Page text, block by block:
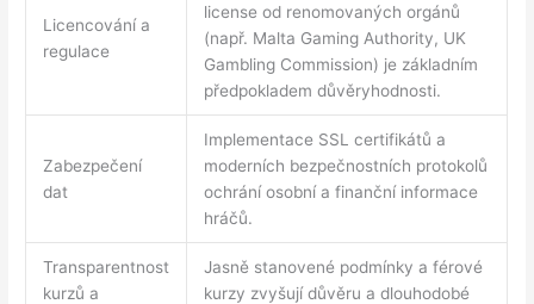
Licencování a
regulace
license od renomovaných orgánů
(např. Malta Gaming Authority, UK
Gambling Commission) je základním
předpokladem důvěryhodnosti.
Zabezpečení
dat
Implementace SSL certifikátů a
moderních bezpečnostních protokolů
ochrání osobní a finanční informace
hráčů.
Transparentnost
kurzů a
Jasně stanovené podmínky a férové
kurzy zvyšují důvěru a dlouhodobé